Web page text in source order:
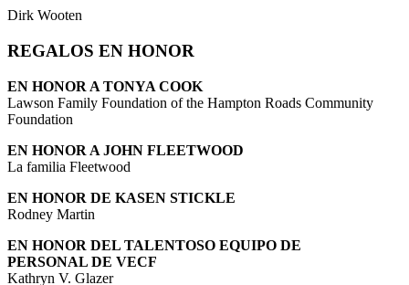
Dirk Wooten
REGALOS EN HONOR
EN HONOR A TONYA COOK
Lawson Family Foundation of the Hampton Roads Community
Foundation
EN HONOR A JOHN FLEETWOOD
La familia Fleetwood
EN HONOR DE KASEN STICKLE
Rodney Martin
EN HONOR DEL TALENTOSO EQUIPO DE
PERSONAL DE VECF
Kathryn V. Glazer